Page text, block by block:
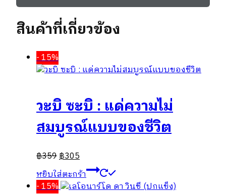
สินค้าที่เกี่ยวข้อง
- 15%
วะบิ ซะบิ : แด่ความไม่
สมบูรณ์แบบของชีวิต
฿359฿305
หยิบใส่ตะกร้า
- 15%